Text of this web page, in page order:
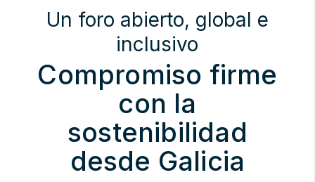
Un foro abierto, global e
inclusivo
Compromiso firme
con la
sostenibilidad
desde Galicia